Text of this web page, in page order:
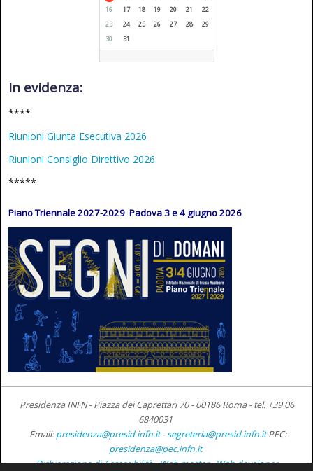
16
17 18 19 20 21
22
23
24 25 26 27 28
29
30
31
In evidenza:
****
Riunioni Giunta Esecutiva 2026
Riunioni Consiglio Direttivo 2026
*****
Piano Triennale 2027-2029 Padova 3 e 4 giugno 2026
Presidenza INFN - Piazza dei Caprettari 70 - 00186 Roma -tel. +39 06
6840031
Email:presidenza@presid.infn.it-segreteria@presid.infn.it PEC:
presidenza@pec.infn.it
Dichiarazione di Accessibilità-Web master-Web developer